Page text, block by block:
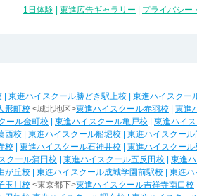
1日体験
東進広告ギャラリー プライバシー
東進ハイスクール勝どき駅上校 東進ハイスクー
形町校 <城北地区>東進ハイスクール赤羽校 東進
ール金町校 東進ハイスクール亀戸校 東進ハイ
西校 東進ハイスクール船堀校 東進ハイスクー
校 東進ハイスクール石神井校 東進ハイスクール
クール蒲田校 東進ハイスクール五反田校 東進
が丘校 東進ハイスクール成城学園前駅校 東進ハ
玉川校 <東京都下>東進ハイスクール吉祥寺南口校